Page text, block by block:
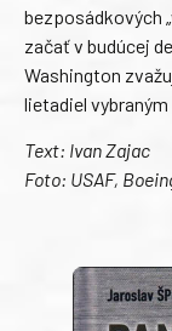
bezposádkových
začať v budúcej
Washington
lietadiel
Text: Ivan Zajac
Foto: USAF,